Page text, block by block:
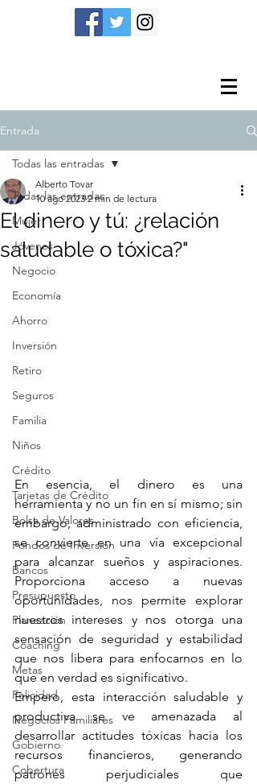
Entrada
Todas las entradas
Mujer
Jóvenes
Negocio
Economía
Ahorro
Inversión
Retiro
Seguros
Familia
Niños
Crédito
Tarjetas de Crédito
Bolsa de Valores
Fondos de Inversión
Bancos
Presupuesto
Planeación
Coaching
Metas
Felicidad
Negocios Familiares
Gobierno
Cobertura
Todas las entradas
El dinero y tú: ¿relación
saludable o tóxica?"
Alberto Tovar
10 ago 2023 2 min de lectura
En esencia, el dinero es una
herramienta y no un fin en sí mismo; sin
embargo, administrado con eficiencia,
se convierte en una vía excepcional
para alcanzar sueños y aspiraciones.
Proporciona acceso a nuevas
oportunidades, nos permite explorar
nuestros intereses y nos otorga una
sensación de seguridad y estabilidad
que nos libera para enfocarnos en lo
que en verdad es significativo.
Empero, esta interacción saludable y
productiva se ve amenazada al
desarrollar actitudes tóxicas hacia los
recursos financieros, generando
patrones perjudiciales que